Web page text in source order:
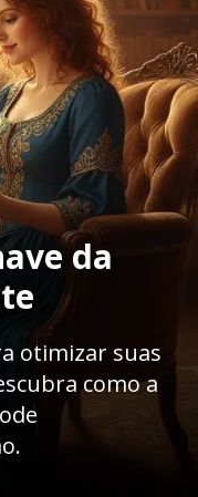
da
otimizar suas
como a